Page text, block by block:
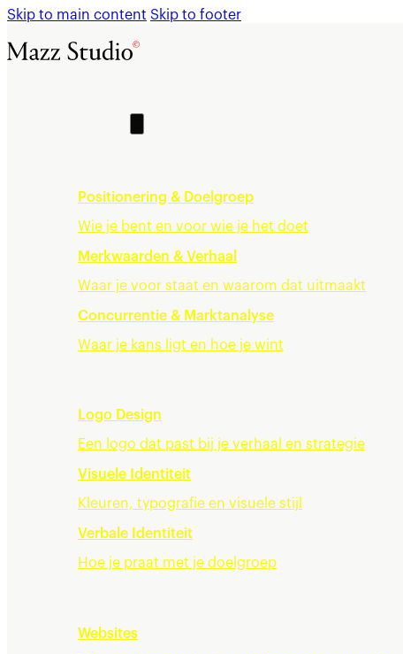
Skip to main content Skip to footer
Positionering & Doelgroep
Wie je bent en voor wie je het doet
Merkwaarden & Verhaal
Waar je voor staat en waarom dat uitmaakt
Concurrentie & Marktanalyse
Waar je kans ligt en hoe je wint
Logo Design
Een logo dat past bij je verhaal en strategie
Visuele Identiteit
Kleuren, typografie en visuele stijl
Verbale Identiteit
Hoe je praat met je doelgroep
Websites